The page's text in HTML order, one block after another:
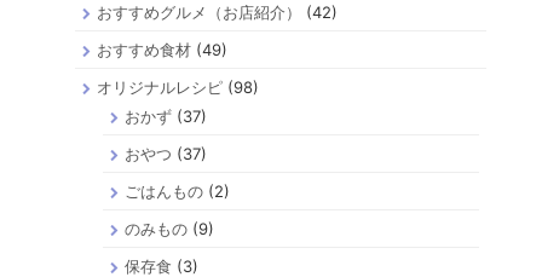
おすすめグルメ（お店紹介）
(42)
おすすめ食材 (49)
オリジナルレシピ (98)
おかず(37)
おやつ (37)
ごはんもの(2)
のみもの(9)
保存食 (3)